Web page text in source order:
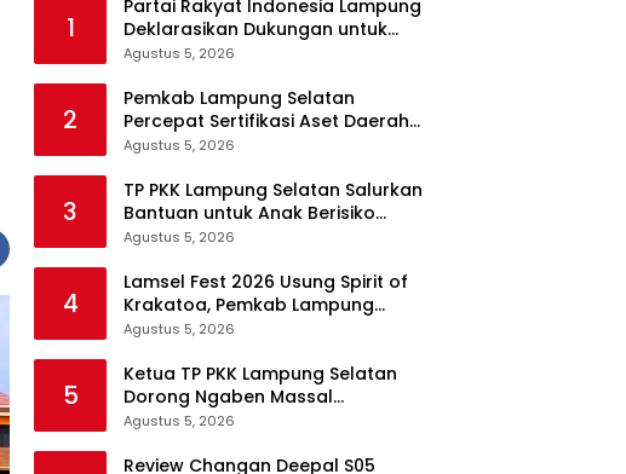
1
Partai Rakyat Indonesia Lampung
Deklarasikan Dukungan untuk
Prabowo di Pilpres 2029
Agustus 5, 2026
2
Pemkab Lampung Selatan
Percepat Sertifikasi Aset Daerah
Lewat Sinergi dengan Kantor
Agustus 5, 2026
3
TP PKK Lampung Selatan Salurkan
Bantuan untuk Anak Berisiko
Stunting di Sidomulyo
Agustus 5, 2026
4
Lamsel Fest 2026 Usung Spirit of
Krakatoa, Pemkab Lampung
Selatan Siapkan Festival Lebih
Agustus 5, 2026
5
Ketua TP PKK Lampung Selatan
Dorong Ngaben Massal
Balinuraga Jadi Ikon Wisata
Agustus 5, 2026
Review Changan Deepal S05